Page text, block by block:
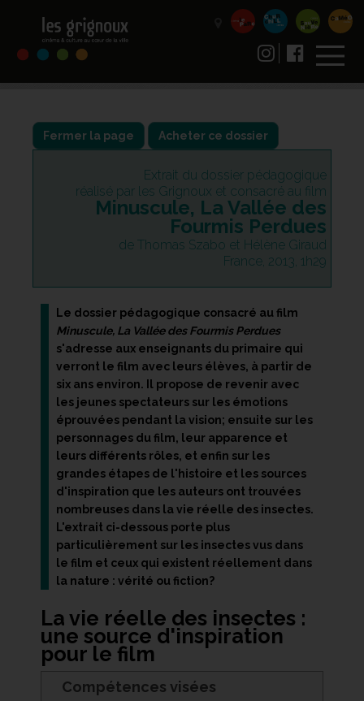
Fermer la page Acheter ce dossier
Extrait du dossier pédagogique
réalisé par les Grignoux et consacré au film
Minuscule, La Vallée des
Fourmis Perdues
de Thomas Szabo et Hélène Giraud
France, 2013, 1h29
Le dossier pédagogique consacré au film
Minuscule, La Vallée des Fourmis Perdues
s'adresse aux enseignants du primaire qui
verront le film avec leurs élèves, à partir de
six ans environ. Il propose de revenir avec
les jeunes spectateurs sur les émotions
éprouvées pendant la vision; ensuite sur les
personnages du film, leur apparence et
leurs différents rôles, et enfin sur les
grandes étapes de l'histoire et les sources
d'inspiration que les auteurs ont trouvées
nombreuses dans la vie réelle des insectes.
L'extrait ci-dessous porte plus
particulièrement sur les insectes vus dans
le film et ceux qui existent réellement dans
la nature : vérité ou fiction?
La vie réelle des insectes :
une source d'inspiration
pour le film
Compétences visées